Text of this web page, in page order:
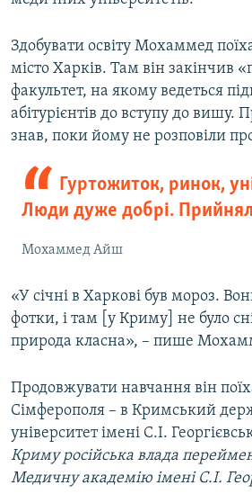
Здобувати освіту Мохаммед
місто Харків. Там він закінчив
факультет, на якому ведеться
абітурієнтів до вступу до вишу.
знав, поки йому не розповіли
Гуртожиток, ринок,
Люди дуже добрі.
Мохаммед Айш
«У січні в Харкові був мороз.
фотки, і там [у Криму] не було
природа класна», – пише
Продовжувати навчання він
Сімферополя – в Кримський
університет імені С.І.
Криму російська влада
Медичну академію імені С.І.